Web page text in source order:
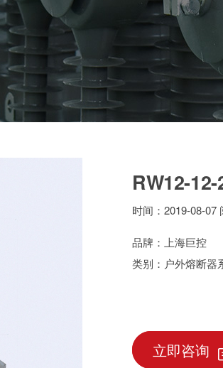
RW12-
时间：2019-08-07
品牌：上海巨控
类别：户外熔断器
立即咨询